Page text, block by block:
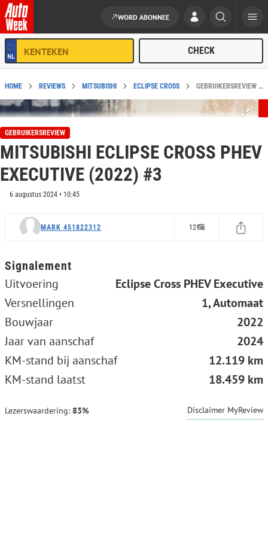
Ga naar de inhoud
WORD ABONNEE
HOME REVIEWS MITSUBISHI ECLIPSE CROSS GEBRUIKERSREVIEW VAN MITSUBISHI ECLIPSE CROSS PHEV EXECUTIVE (2022) #3
GEBRUIKERSREVIEW
MITSUBISHI ECLIPSE CROSS PHEV
EXECUTIVE (2022) #3
6 augustus 2024 • 10:45
MARK 451822312 12
Signalement
Uitvoering
Eclipse Cross PHEV Executive
Versnellingen
1, Automaat
Bouwjaar
2022
Jaar van aanschaf
2024
KM-stand bij aanschaf
12.119 km
KM-stand laatst
18.459 km
Lezerswaardering: 83% Disclaimer MyReview